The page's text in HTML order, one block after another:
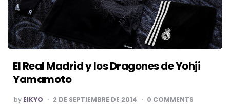
El Real Madrid y los Dragones de Yohji
Yamamoto
POSTED
BY
by EIKYO 2 DE SEPTIEMBRE DE 2014 0 COMMENTS